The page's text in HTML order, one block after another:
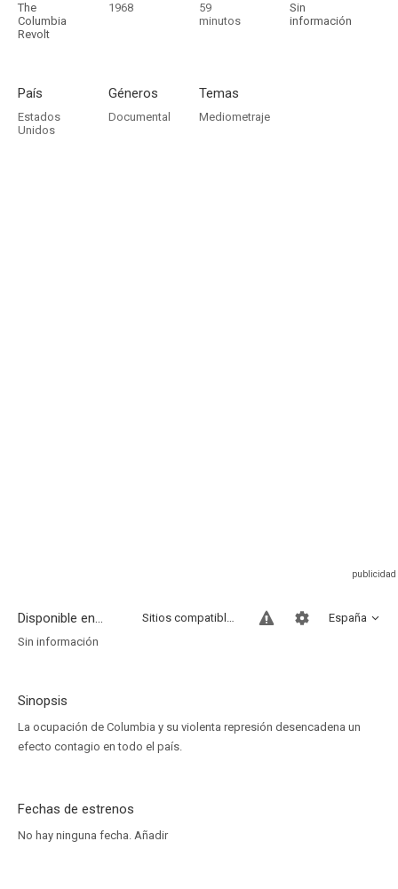
The
Columbia
Revolt
1968
59
minutos
Sin
información
País
Estados
Unidos
Géneros
Documental
Temas
Mediometraje
Disponible en... España
Sitios compatibles
Sin información
Sinopsis
La ocupación de Columbia y su violenta represión desencadena un
efecto contagio en todo el país.
Fechas de estrenos
No hay ninguna fecha. Añadir